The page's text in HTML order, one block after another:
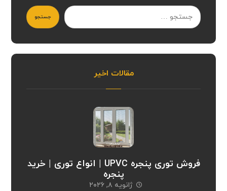
جستجو
مقالات اخیر
فروش توری پنجره UPVC | انواع توری | خرید
پنجره
ژانویه ۸, ۲۰۲۶